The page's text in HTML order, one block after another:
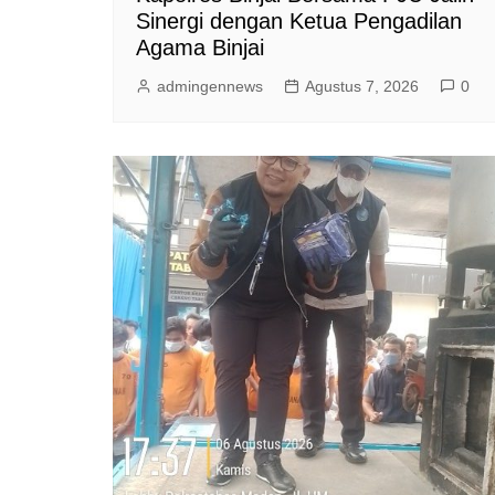
Sinergi dengan Ketua Pengadilan
Agama Binjai
admingennews Agustus 7, 2026 0